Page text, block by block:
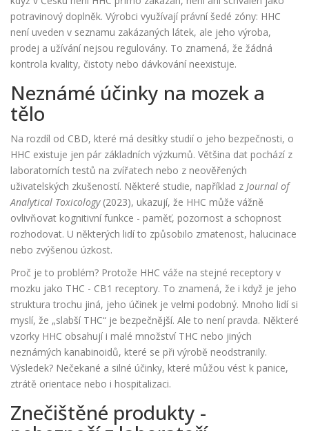
potravinový doplněk. Výrobci využívají právní šedé zóny: HHC
není uveden v seznamu zakázaných látek, ale jeho výroba,
prodej a užívání nejsou regulovány. To znamená, že žádná
kontrola kvality, čistoty nebo dávkování neexistuje.
Neznámé účinky na mozek a
tělo
Na rozdíl od CBD, které má desítky studií o jeho bezpečnosti, o
HHC existuje jen pár základních výzkumů. Většina dat pochází z
laboratorních testů na zvířatech nebo z neověřených
uživatelských zkušeností. Některé studie, například z Journal of
Analytical Toxicology(2023), ukazují, že HHC může vážně
ovlivňovat kognitivní funkce - paměť, pozornost a schopnost
rozhodovat. U některých lidí to způsobilo zmatenost, halucinace
nebo zvýšenou úzkost.
Proč je to problém? Protože HHC váže na stejné receptory v
mozku jako THC - CB1 receptory. To znamená, že i když je jeho
struktura trochu jiná, jeho účinek je velmi podobný. Mnoho lidí si
myslí, že „slabší THC“ je bezpečnější. Ale to není pravda. Některé
vzorky HHC obsahují i malé množství THC nebo jiných
neznámých kanabinoidů, které se při výrobě neodstranily.
Výsledek? Nečekané a silné účinky, které můžou vést k panice,
ztrátě orientace nebo i hospitalizaci.
Znečištěné produkty -